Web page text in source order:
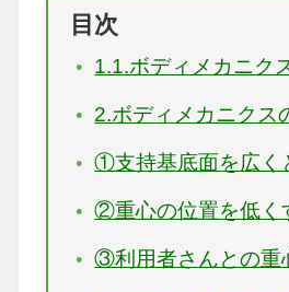
目次
1.1.ボディメカニク
2.ボディメカニクス
①支持基底面を広く
②重心の位置を低く
③利用者さんとの重